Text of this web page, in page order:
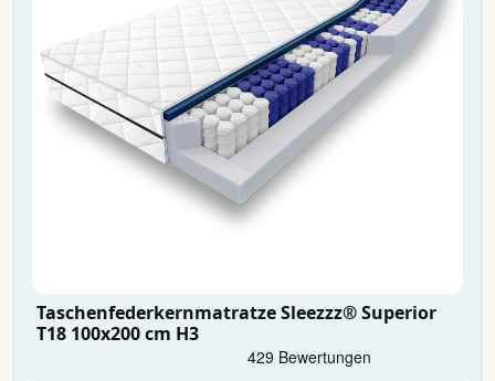
Taschenfederkernmatratze Sleezzz® Superior
T18 100x200 cm H3